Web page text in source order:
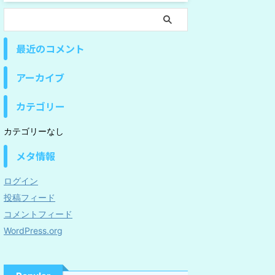
最近のコメント
アーカイブ
カテゴリー
カテゴリーなし
メタ情報
ログイン
投稿フィード
コメントフィード
WordPress.org